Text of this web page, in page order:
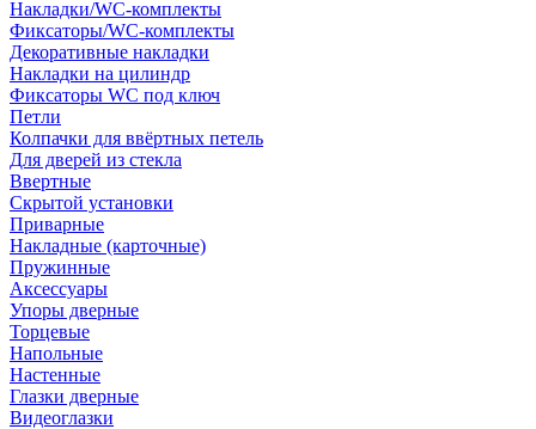
Накладки/WC-комплекты
Фиксаторы/WC-комплекты
Декоративные накладки
Накладки на цилиндр
Фиксаторы WC под ключ
Петли
Колпачки для ввёртных петель
Для дверей из стекла
Ввертные
Скрытой установки
Приварные
Накладные (карточные)
Пружинные
Аксессуары
Упоры дверные
Торцевые
Напольные
Настенные
Глазки дверные
Видеоглазки